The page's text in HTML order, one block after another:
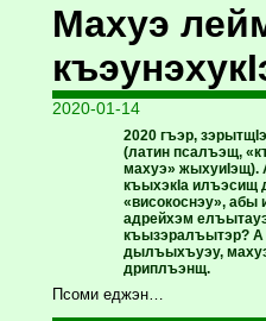
Махуэ
2020-01-14
2020 гъэр,
(латин псалъэщ,
махуэ» жыхуиIэщ).
къыхэкIа илъэсищ
«високоснэу»,
адрейхэм
къызэралъытэр?
дылъыхъуэу,
дриплъэнщ.
Псоми еджэн…